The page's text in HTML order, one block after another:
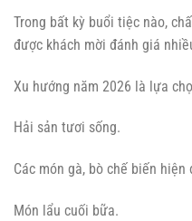
Trong bất kỳ buổi tiệc nào,
được khách mời đánh giá
Xu hướng năm 2026 là lựa
Hải sản tươi sống.
Các món gà, bò chế biến hiện
Món lẩu cuối bữa.